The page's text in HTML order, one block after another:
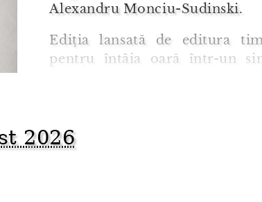
Alexandru Monciu-Sudinski.
Ediția lansată de editura
pentru întâia oară într-un
2026